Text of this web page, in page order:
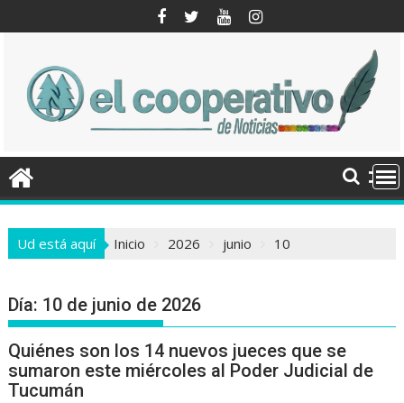
al
Ud está aquí Inicio 2026 junio 10
Día: 10 de junio de 2026
Quiénes son los 14 nuevos jueces que se
sumaron este miércoles al Poder Judicial de
Tucumán